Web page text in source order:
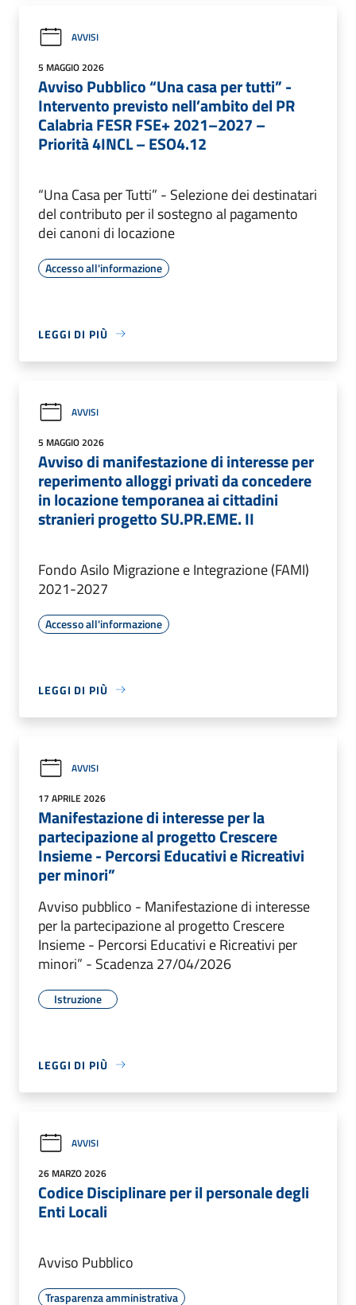
AVVISI
5 MAGGIO 2026
Avviso Pubblico “Una casa per tutti” -
Intervento previsto nell’ambito del PR
Calabria FESR FSE+ 2021–2027 –
Priorità 4INCL – ESO4.12
“Una Casa per Tutti” - Selezione dei destinatari
del contributo per il sostegno al pagamento
dei canoni di locazione
Accesso all'informazione
LEGGI DI PIÙ
AVVISI
5 MAGGIO 2026
Avviso di manifestazione di interesse per
reperimento alloggi privati da concedere
in locazione temporanea ai cittadini
stranieri progetto SU.PR.EME. II
Fondo Asilo Migrazione e Integrazione (FAMI)
2021-2027
Accesso all'informazione
LEGGI DI PIÙ
AVVISI
17 APRILE 2026
Manifestazione di interesse per la
partecipazione al progetto Crescere
Insieme - Percorsi Educativi e Ricreativi
per minori”
Avviso pubblico - Manifestazione di interesse
per la partecipazione al progetto Crescere
Insieme - Percorsi Educativi e Ricreativi per
minori” - Scadenza 27/04/2026
Istruzione
LEGGI DI PIÙ
AVVISI
26 MARZO 2026
Codice Disciplinare per il personale degli
Enti Locali
Avviso Pubblico
Trasparenza amministrativa